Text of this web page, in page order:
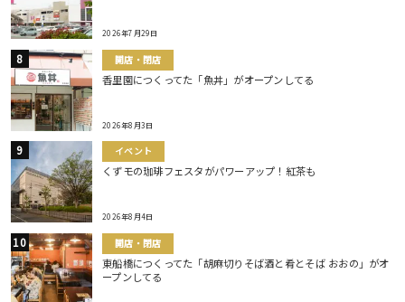
2026年7月29日
開店・閉店
香里園につくってた「魚丼」がオープンしてる
2026年8月3日
イベント
くずモの珈琲フェスタがパワーアップ！紅茶も
2026年8月4日
開店・閉店
東船橋につくってた「胡麻切りそば酒と肴とそば おおの」がオ
ープンしてる